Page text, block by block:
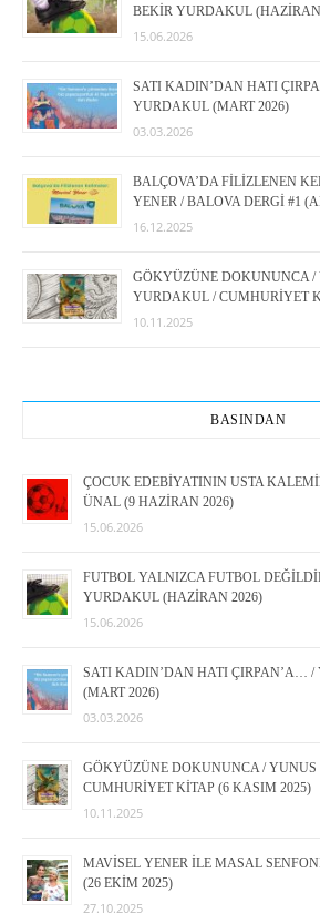
BEKİR YURDAKUL
15.06.2026
SATI KADIN’DAN HATI
YURDAKUL (MART 2026)
03.03.2026
BALÇOVA’DA FİLİZLENEN
YENER / BALOVA DERGİ #1
16.12.2025
GÖKYÜZÜNE DOKUNUNCA /
YURDAKUL / CUMHURİYET
10.11.2025
BASINDAN
ÇOCUK EDEBİYATININ USTA
ÜNAL (9 HAZİRAN 2026)
15.06.2026
FUTBOL YALNIZCA FUTBOL
YURDAKUL (HAZİRAN 2026)
15.06.2026
SATI KADIN’DAN HATI ÇIRPAN’A… /
(MART 2026)
03.03.2026
GÖKYÜZÜNE DOKUNUNCA /
CUMHURİYET KİTAP (6 KASIM 2025)
10.11.2025
MAVİSEL YENER İLE MASAL
(26 EKİM 2025)
27.10.2025